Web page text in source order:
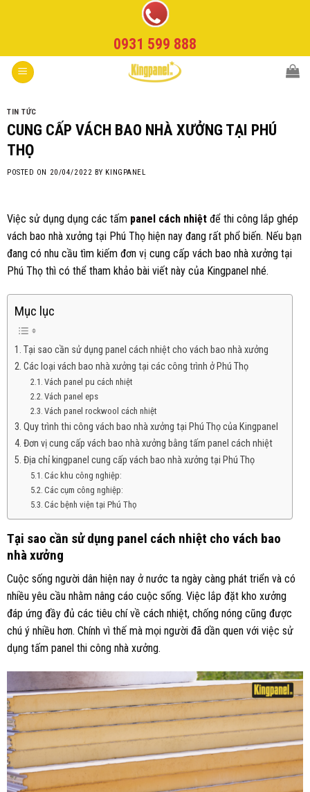
0931 599 888
TIN TỨC
CUNG CẤP VÁCH BAO NHÀ XƯỞNG TẠI PHÚ
THỌ
POSTED ON 20/04/2022 BY KINGPANEL
Việc sử dụng dụng các tấm panel cách nhiệt để thi công lắp ghép
vách bao nhà xưởng tại Phú Thọ hiện nay đang rất phổ biến. Nếu bạn
đang có nhu cầu tìm kiếm đơn vị cung cấp vách bao nhà xưởng tại
Phú Thọ thì có thể tham khảo bài viết này của Kingpanel nhé.
Mục lục
Tại sao cần sử dụng panel cách nhiệt cho vách bao nhà xưởng
Các loại vách bao nhà xưởng tại các công trình ở Phú Thọ
Vách panel pu cách nhiệt
Vách panel eps
Vách panel rockwool cách nhiệt
Quy trình thi công vách bao nhà xưởng tại Phú Thọ của Kingpanel
Đơn vị cung cấp vách bao nhà xưởng bằng tấm panel cách nhiệt
Địa chỉ kingpanel cung cấp vách bao nhà xưởng tại Phú Thọ
Các khu công nghiệp:
Các cụm công nghiệp:
Các bệnh viện tại Phú Thọ
Tại sao cần sử dụng panel cách nhiệt cho vách bao
nhà xưởng
Cuộc sống người dân hiện nay ở nước ta ngày càng phát triển và có
nhiều yêu cầu nhằm nâng cáo cuộc sống. Việc lắp đặt kho xưởng
đáp ứng đầy đủ các tiêu chí về cách nhiệt, chống nóng cũng được
chú ý nhiều hơn. Chính vì thế mà mọi người đã dần quen với việc sử
dụng tấm panel thi công nhà xưởng.